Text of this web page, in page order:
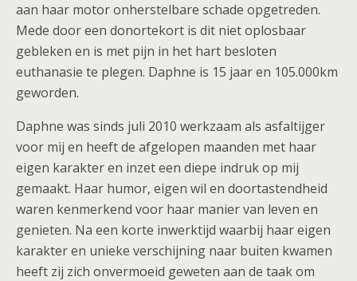
aan haar motor onherstelbare schade opgetreden.
Mede door een donortekort is dit niet oplosbaar
gebleken en is met pijn in het hart besloten
euthanasie te plegen. Daphne is 15 jaar en 105.000km
geworden.
Daphne was sinds juli 2010 werkzaam als asfaltijger
voor mij en heeft de afgelopen maanden met haar
eigen karakter en inzet een diepe indruk op mij
gemaakt. Haar humor, eigen wil en doortastendheid
waren kenmerkend voor haar manier van leven en
genieten. Na een korte inwerktijd waarbij haar eigen
karakter en unieke verschijning naar buiten kwamen
heeft zij zich onvermoeid geweten aan de taak om